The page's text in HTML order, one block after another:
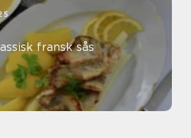
fransk sås